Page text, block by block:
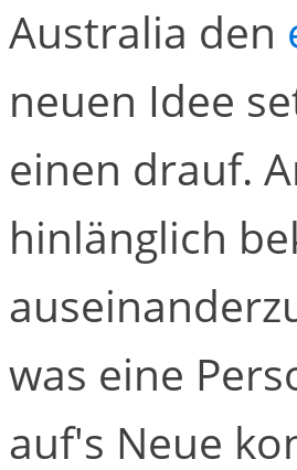
Australia den
neuen Idee
einen drauf.
hinlänglich
was eine
auf's Neue